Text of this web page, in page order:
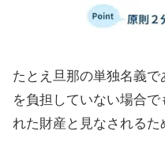
たとえ旦那の単独名義
を負担していない場合
れた財産と見なされるた